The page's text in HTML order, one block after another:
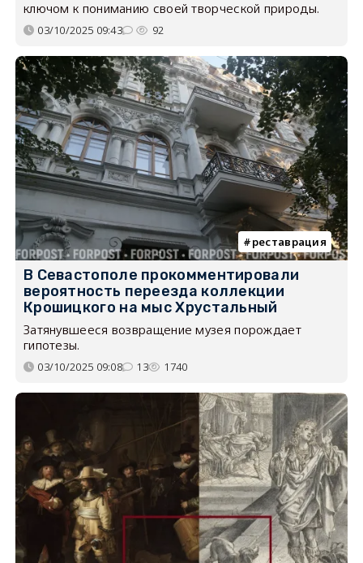
ключом к пониманию своей творческой природы.
03/10/2025 09:43 92
реставрация
В Севастополе прокомментировали
вероятность переезда коллекции
Крошицкого на мыс Хрустальный
Затянувшееся возвращение музея порождает
гипотезы.
03/10/2025 09:08 13 1740